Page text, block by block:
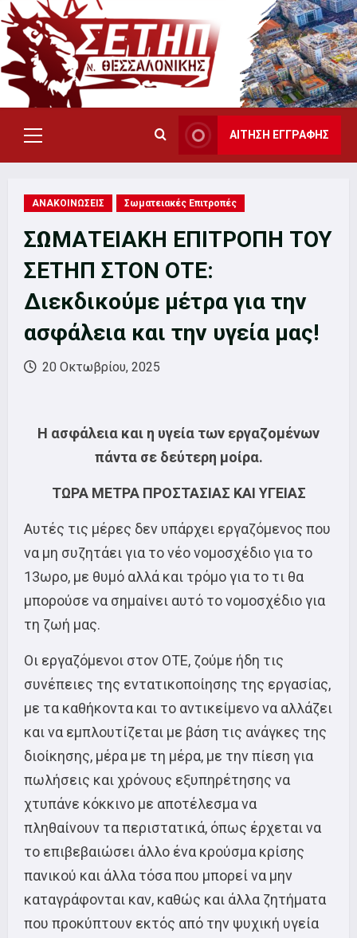
Skip
to
content
Primary
Menu
ΑΙΤΗΣΗ ΕΓΓΡΑΦΗΣ
ΑΝΑΚΟΙΝΩΣΕΙΣ Σωματειακές Επιτροπές
ΣΩΜΑΤΕΙΑΚΗ ΕΠΙΤΡΟΠΗ ΤΟΥ
ΣΕΤΗΠ ΣΤΟΝ ΟΤΕ:
Διεκδικούμε μέτρα για την
ασφάλεια και την υγεία μας!
20 Οκτωβρίου, 2025
Η ασφάλεια και η υγεία των εργαζομένων
πάντα σε δεύτερη μοίρα.
ΤΩΡΑ ΜΕΤΡΑ ΠΡΟΣΤΑΣΙΑΣ ΚΑΙ ΥΓΕΙΑΣ
Αυτές τις μέρες δεν υπάρχει εργαζόμενος που
να μη συζητάει για το νέο νομοσχέδιο για το
13ωρο, με θυμό αλλά και τρόμο για το τι θα
μπορούσε να σημαίνει αυτό το νομοσχέδιο για
τη ζωή μας.
Οι εργαζόμενοι στον ΟΤΕ, ζούμε ήδη τις
συνέπειες της εντατικοποίησης της εργασίας,
με τα καθήκοντα και το αντικείμενο να αλλάζει
και να εμπλουτίζεται με βάση τις ανάγκες της
διοίκησης, μέρα με τη μέρα, με την πίεση για
πωλήσεις και χρόνους εξυπηρέτησης να
χτυπάνε κόκκινο με αποτέλεσμα να
πληθαίνουν τα περιστατικά, όπως έρχεται να
το επιβεβαιώσει άλλο ένα κρούσμα κρίσης
πανικού και άλλα τόσα που μπορεί να μην
καταγράφονται καν, καθώς και άλλα ζητήματα
που προκύπτουν εκτός από την ψυχική υγεία